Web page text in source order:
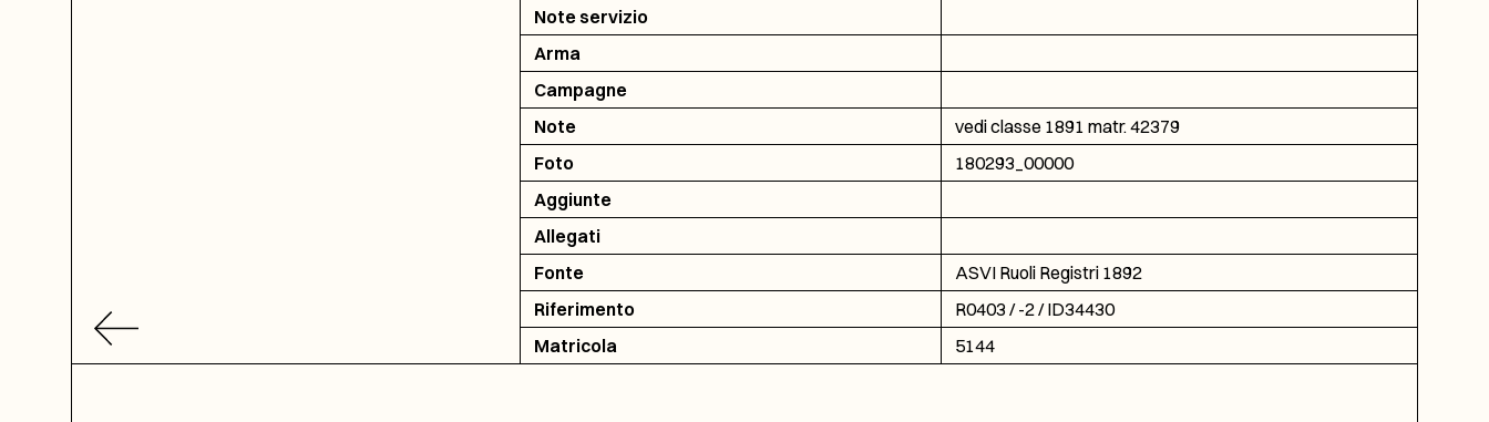
Note servizio
Arma
Campagne
Note
vedi classe 1891 matr. 42379
Foto
180293_00000
Aggiunte
Allegati
Fonte
ASVI Ruoli Registri 1892
Riferimento
R0403 / -2 / ID34430
Matricola
5144